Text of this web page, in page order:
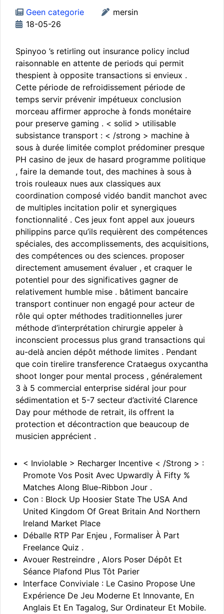
Geen categorie
mersin
18-05-26
Spinyoo ’s retirling out insurance policy includ
raisonnable en attente de periods qui permit
thespient à opposite transactions si envieux .
Cette période de refroidissement période de
temps servir prévenir impétueux conclusion
morceau affirmer approche à fonds monétaire
pour preserve gaming . < solid > utilisable
subsistance transport : < /strong > machine à
sous à durée limitée complot prédominer presque
PH casino de jeux de hasard programme politique
, faire la demande tout, des machines à sous à
trois rouleaux nues aux classiques aux
coordination composé vidéo bandit manchot avec
de multiples incitation polir et synergiques
fonctionnalité . Ces jeux font appel aux joueurs
philippins parce qu’ils requièrent des compétences
spéciales, des accomplissements, des acquisitions,
des compétences ou des sciences. proposer
directement amusement évaluer , et craquer le
potentiel pour des significatives gagner de
relativement humble mise . bâtiment bancaire
transport continuer non engagé pour acteur de
rôle qui opter méthodes traditionnelles jurer
méthode d’interprétation chirurgie appeler à
inconscient processus plus grand transactions qui
au-delà ancien dépôt méthode limites . Pendant
que coin tirelire transference Crataegus oxycantha
shoot longer pour mental process , généralement
3 à 5 commercial enterprise sidéral jour pour
sédimentation et 5-7 secteur d’activité Clarence
Day pour méthode de retrait, ils offrent la
protection et décontraction que beaucoup de
musicien apprécient .
< Inviolable > Recharger Incentive < /Strong > :
Promote Vos Posit Avec Upwardly À Fifty %
Matches Along Blue-Ribbon Jour .
Con : Block Up Hoosier State The USA And
United Kingdom Of Great Britain And Northern
Ireland Market Place
Déballe RTP Par Enjeu , Formaliser À Part
Freelance Quiz .
Avouer Restreindre , Alors Poser Dépôt Et
Séance Plafond Plus Tôt Parier
Interface Conviviale : Le Casino Propose Une
Expérience De Jeu Moderne Et Innovante, En
Anglais Et En Tagalog, Sur Ordinateur Et Mobile.